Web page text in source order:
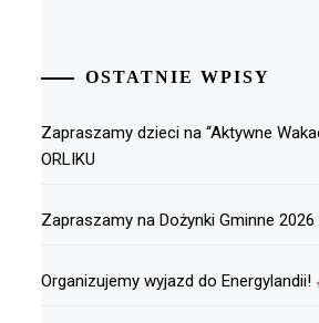
OSTATNIE WPISY
Zapraszamy dzieci na “Aktywne
ORLIKU
Zapraszamy na Dożynki Gminne
Organizujemy wyjazd do Energylandii!